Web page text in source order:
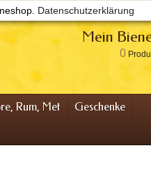
Datenschutzerklärung
Willkommen
Mein
0
Rum, Met
Geschenke